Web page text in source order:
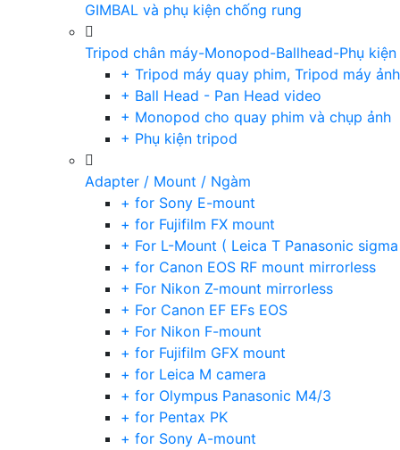
GIMBAL và phụ kiện chống rung
Tripod chân máy-Monopod-Ballhead-Phụ kiện
+ Tripod máy quay phim, Tripod máy
+ Ball Head - Pan Head video
+ Monopod cho quay phim và chụp ảnh
+ Phụ kiện tripod
Adapter / Mount / Ngàm
+ for Sony E-mount
+ for Fujifilm FX mount
+ For L-Mount ( Leica T Panasonic
+ for Canon EOS RF mount mirrorless
+ For Nikon Z-mount mirrorless
+ For Canon EF EFs EOS
+ For Nikon F-mount
+ for Fujifilm GFX mount
+ for Leica M camera
+ for Olympus Panasonic M4/3
+ for Pentax PK
+ for Sony A-mount